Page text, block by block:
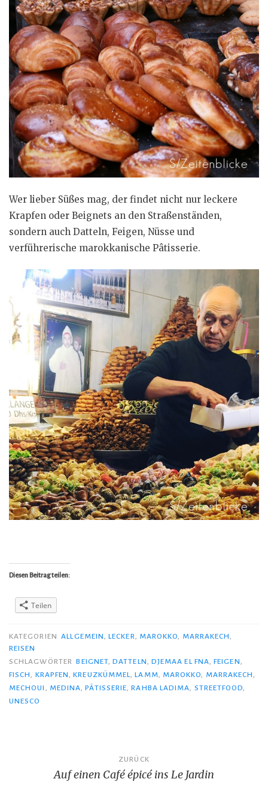
Wer lieber Süßes mag, der findet nicht nur leckere
Krapfen oder Beignets an den Straßenständen,
sondern auch Datteln, Feigen, Nüsse und
verführerische marokkanische Pâtisserie.
Diesen Beitrag teilen:
Teilen
KATEGORIEN ALLGEMEIN,LECKER, MAROKKO, MARRAKECH,
REISEN
SCHLAGWÖRTER BEIGNET,DATTELN, DJEMAA EL FNA,FEIGEN,
FISCH, KRAPFEN,KREUZKÜMMEL,LAMM, MAROKKO, MARRAKECH,
MECHOUI , MEDINA,PÂTISSERIE,RAHBA LADIMA, STREETFOOD,
UNESCO
Beitragsnavigation
ZURÜCK
Auf einen Café épicé ins Le Jardin